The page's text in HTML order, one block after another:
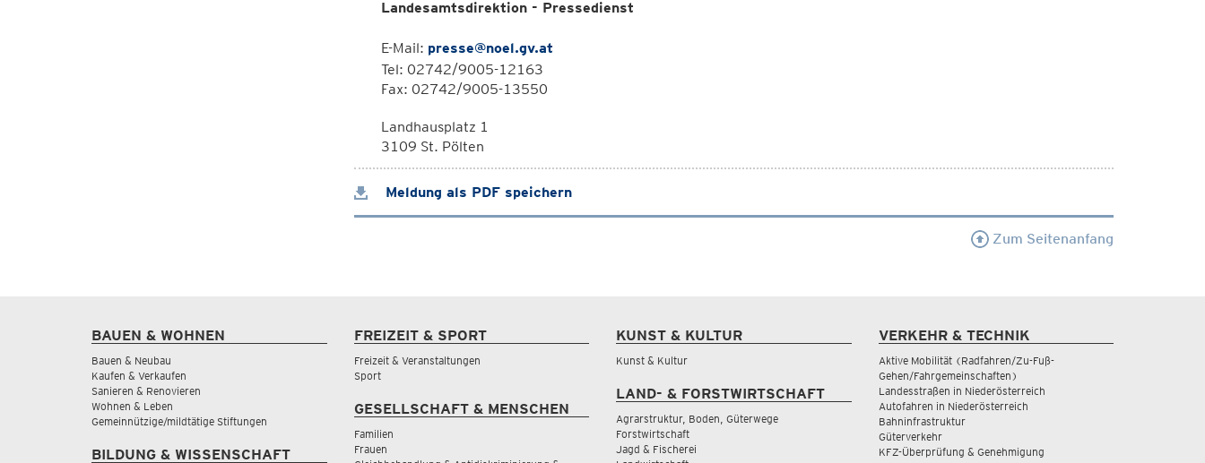
Landesamtsdirektion - Pressedienst
E-Mail: presse@noel.gv.at
Tel: 02742/9005-12163
Fax: 02742/9005-13550
Landhausplatz 1
3109 St. Pölten
Meldung als PDF speichern
Zum Seitenanfang
BAUEN & WOHNEN
Bauen & Neubau
Kaufen & Verkaufen
Sanieren & Renovieren
Wohnen & Leben
Gemeinnützige/mildtätige Stiftungen
BILDUNG & WISSENSCHAFT
FREIZEIT & SPORT
Freizeit & Veranstaltungen
Sport
GESELLSCHAFT & MENSCHEN
Familien
Frauen
KUNST & KULTUR
Kunst & Kultur
LAND- & FORSTWIRTSCHAFT
Agrarstruktur, Boden, Güterwege
Forstwirtschaft
Jagd & Fischerei
VERKEHR & TECHNIK
Aktive Mobilität (Radfahren/Zu-Fuß-
Gehen/Fahrgemeinschaften)
Landesstraßen in Niederösterreich
Autofahren in Niederösterreich
Bahninfrastruktur
Güterverkehr
KFZ-Überprüfung & Genehmigung